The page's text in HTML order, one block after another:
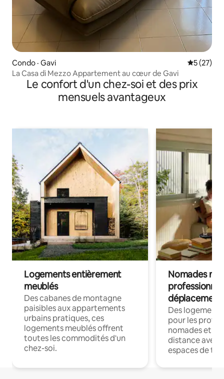
Condo · Gavi Note
5 (27)
La Casa di Mezzo Appartement au cœur de Gavi
Le confort d'un chez-soi et des prix
mensuels avantageux
Logements entièrement
meublés
Des cabanes de montagne
paisibles aux appartements
urbains pratiques, ces
logements meublés offrent
toutes les commodités d'un
chez-soi.
Nomades
déplacement
Des
pour les
nomades et
distance avec
espaces de